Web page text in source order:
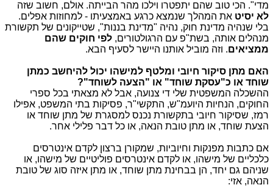
מדי". הכי טוב שהם יתפטרו וילכו מהר הבייתה. אולם, חשוב שזה
לא יסיט את המהלך שנמצא כרגע באמצעיתו - למחוזות אפלים.
בלי שנהיה מדינת חוק, נהיה "מדינת בננות", שטייקונים של תקשורת
מנהלים אותה, בשת"פ עם הרגולטורים, לפי חוקים שהם
ממציאים. וזה מוביל אותנו היישר לסעיף הבא.
האם מתן סיקור חיובי ומלטף למישהו יכול להיחשב כמתן
שוחד או כ"עסקת שוחד" או "הצעה לשוחד"?
ההשכלה המשפטית שלי די צנועה, אבל לא מצאתי בכל ספרי
החוקים, הנחיות היועמ"ש, התקשי"ר, פסיקות בתי המשפט, אפילו
רמז, שסיקור חיובי בתקשורת נכנס למסגרת של מתן שוחד או
הצעת שוחד, או מתן טובת הנאה, או כל דבר פלילי אחר.
אם כתבות מפנקות וחיוביות, שמקורן ברצון לקדם אינטרסים
כלכליים של מישהו, או לקדם אינטרסים פוליטיים של מישהו, או
שניהם גם יחד, הן בבחינת מתן שוחד, או מתן איזה סוג של טובת
הנאה, אזי: